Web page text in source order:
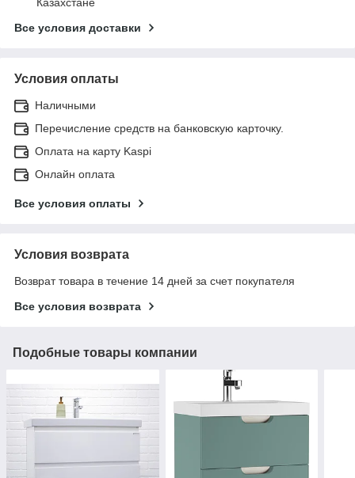
Все условия доставки
Условия оплаты
Наличными
Перечисление средств на банковскую карточку.
Оплата на карту Kaspi
Онлайн оплата
Все условия оплаты
Условия возврата
Возврат товара в течение 14 дней за счет покупателя
Все условия возврата
Подобные товары компании